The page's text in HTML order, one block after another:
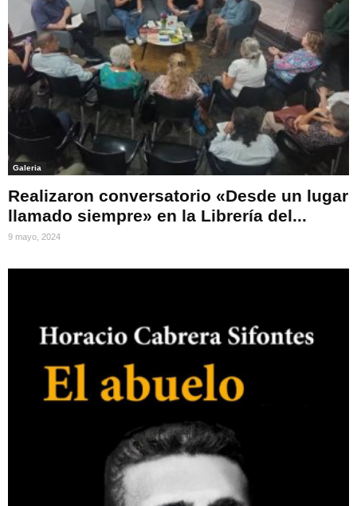
Galeria
Realizaron conversatorio «Desde un lugar
llamado siempre» en la Librería del...
9 mayo, 2024